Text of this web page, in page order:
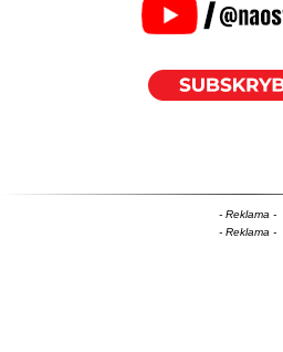
- Reklama -
- Reklama -